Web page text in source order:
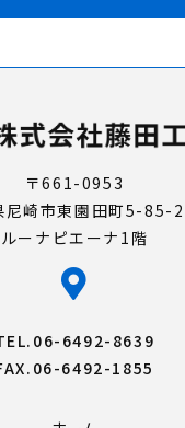
〒661-0953
尼崎市東園田町5-85-2
ルーナピエーナ1階
6492-8639
6492-1855